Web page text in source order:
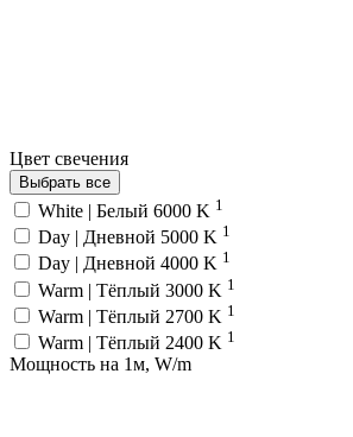
Цвет свечения
Выбрать все
White | Белый 6000 K 1
Day | Дневной 5000 K 1
Day | Дневной 4000 K 1
Warm | Тёплый 3000 K 1
Warm | Тёплый 2700 K 1
Warm | Тёплый 2400 K 1
Мощность на 1м, W/m